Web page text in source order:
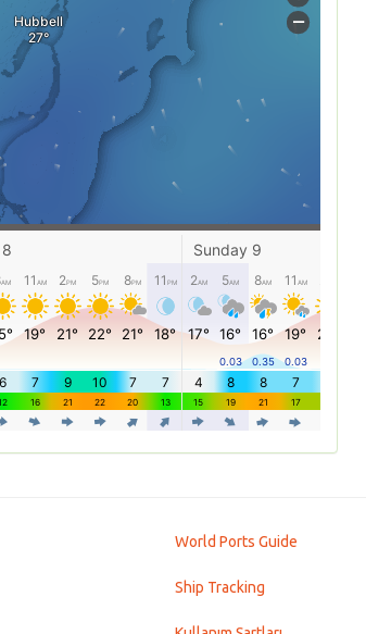
World Ports Guide
Ship Tracking